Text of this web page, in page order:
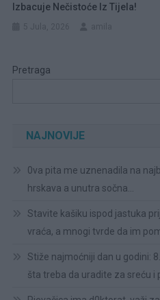
Izbacuje Nečistoće Iz Tijela!
Pretraga
NAJNOVIJE
0va pita me uznenadila na
hrskava a unutra sočna…
Stavite kašiku ispod jastuka
vraća, a mnogi tvrde da im
Stiže najmoćniji dan u godini:
šta treba da uradite za sreću i